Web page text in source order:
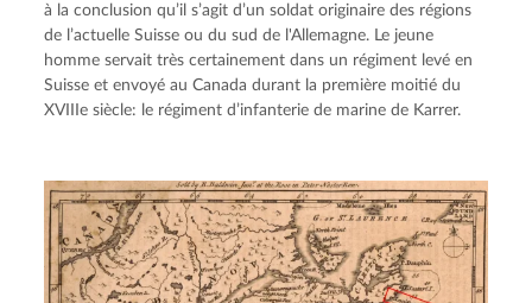
à la conclusion qu’il s’agit d’un soldat originaire des régions
de l’actuelle Suisse ou du sud de l'Allemagne. Le jeune
homme servait très certainement dans un régiment levé en
Suisse et envoyé au Canada durant la première moitié du
XVIIIe siècle: le régiment d’infanterie de marine de Karrer.